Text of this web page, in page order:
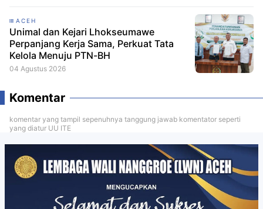
ACEH
Unimal dan Kejari Lhokseumawe
Perpanjang Kerja Sama, Perkuat Tata
Kelola Menuju PTN-BH
04 Agustus 2026
Komentar
komentar yang tampil sepenuhnya tanggung jawab komentator seperti
yang diatur UU ITE